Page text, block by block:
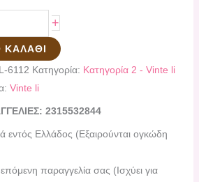
+
6112 Κατηγορία: Κατηγορία 2 - Vinte li
Vinte li
2315532844
εντός Ελλάδος (Εξαιρούνται ογκώδη
παραγγελία σας (Ισχύει για